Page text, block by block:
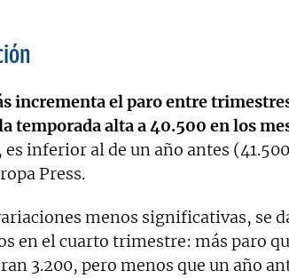
incrementa el paro entre
temporada alta a 40.500 en los
inferior al de un año antes (41.500
Press.
menos significativas, se
en el cuarto trimestre: más paro
3.200, pero menos que un año